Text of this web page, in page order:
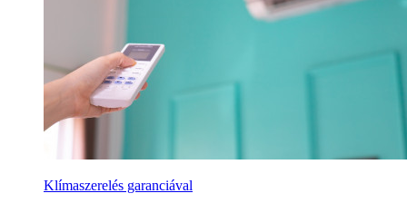
Klímaszerelés garanciával